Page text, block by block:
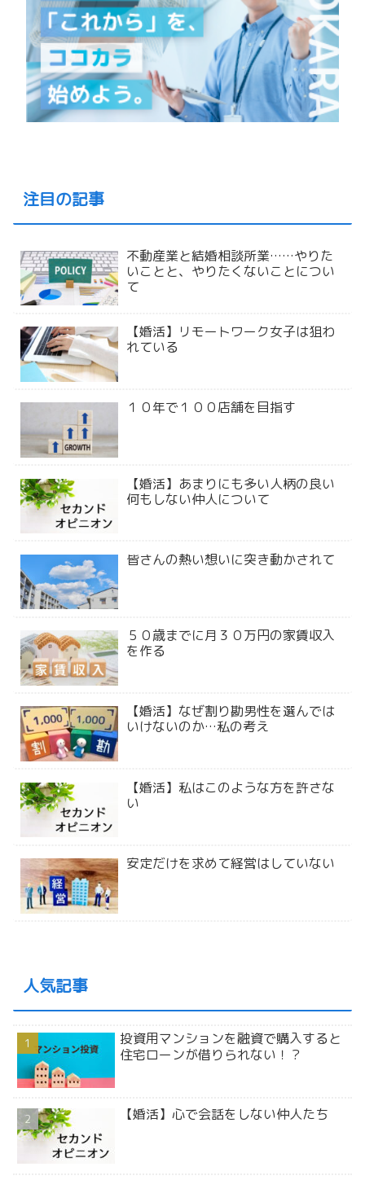
注目の記事
不動産業と結婚相談所業……やりた
いことと、やりたくないことについ
て
【婚活】リモートワーク女子は狙わ
れている
１０年で１００店舗を目指す
【婚活】あまりにも多い人柄の良い
何もしない仲人について
皆さんの熱い想いに突き動かされて
５０歳までに月３０万円の家賃収入
を作る
【婚活】なぜ割り勘男性を選んでは
いけないのか…私の考え
【婚活】私はこのような方を許さな
い
安定だけを求めて経営はしていない
人気記事
投資用マンションを融資で購入すると
住宅ローンが借りられない！？
【婚活】心で会話をしない仲人たち